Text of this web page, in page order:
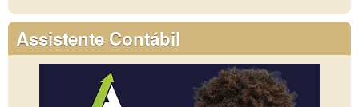
Assistente Contábil